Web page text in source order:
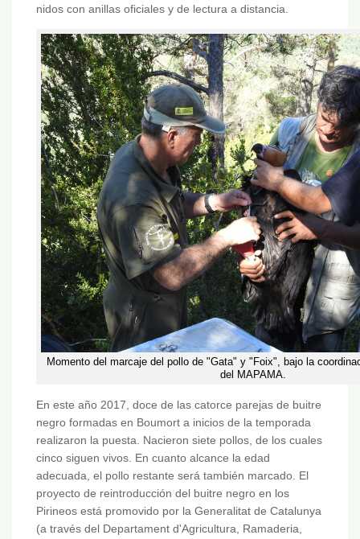
nidos con anillas oficiales y de lectura a distancia.
Momento del marcaje del pollo de "Gata" y "Foix", bajo la
del MAPAMA.
En este año 2017, doce de las catorce parejas de buitre
negro formadas en Boumort a inicios de la temporada
realizaron la puesta. Nacieron siete pollos, de los cuales
cinco siguen vivos. En cuanto alcance la edad
adecuada, el pollo restante será también marcado. El
proyecto de reintroducción del buitre negro en los
Pirineos está promovido por la Generalitat de Catalunya
(a través del Departament d'Agricultura, Ramaderia,